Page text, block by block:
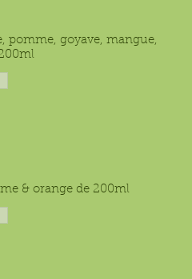
pomme, goyave, mangue,
& orange de 200ml